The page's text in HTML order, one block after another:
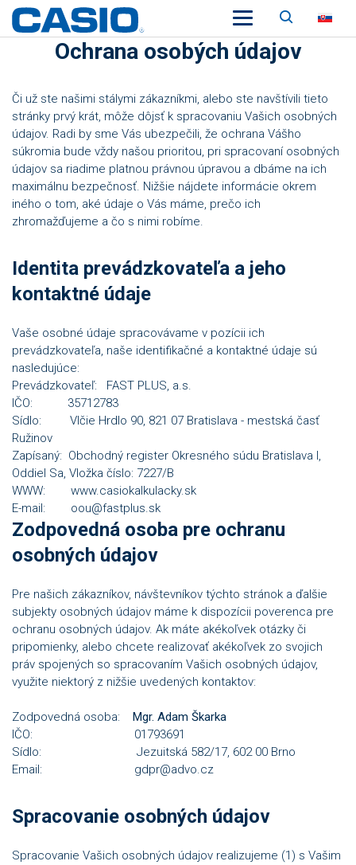
Ochrana osobých údajov
Či už ste našimi stálymi zákazníkmi, alebo ste navštívili tieto
stránky prvý krát, môže dôjsť k spracovaniu Vašich osobných
údajov. Radi by sme Vás ubezpečili, že ochrana Vášho
súkromia bude vždy našou prioritou, pri spracovaní osobných
údajov sa riadime platnou právnou úpravou a dbáme na ich
maximálnu bezpečnosť. Nižšie nájdete informácie okrem
iného o tom, aké údaje o Vás máme, prečo ich
zhromažďujeme a čo s nimi robíme.
Identita prevádzkovateľa a jeho
kontaktné údaje
Vaše osobné údaje spracovávame v pozícii ich
prevádzkovateľa, naše identifikačné a kontaktné údaje sú
nasledujúce:
Prevádzkovateľ: FAST PLUS, a.s.
IČO: 35712783
Sídlo: Vlčie Hrdlo 90, 821 07 Bratislava - mestská časť
Ružinov
Zapísaný: Obchodný register Okresného súdu Bratislava I,
Oddiel Sa, Vložka číslo: 7227/B
WWW: www.casiokalkulacky.sk
E-mail: oou@fastplus.sk
Zodpovedná osoba pre ochranu
osobných údajov
Pre našich zákazníkov, návštevníkov týchto stránok a ďalšie
subjekty osobných údajov máme k dispozícii poverenca pre
ochranu osobných údajov. Ak máte akékoľvek otázky či
pripomienky, alebo chcete realizovať akékoľvek zo svojich
práv spojených so spracovaním Vašich osobných údajov,
využite niektorý z nižšie uvedených kontaktov:
Zodpovedná osoba: Mgr. Adam Škarka
IČO: 01793691
Sídlo: Jezuitská 582/17, 602 00 Brno
Email: gdpr@advo.cz
Spracovanie osobných údajov
Spracovanie Vašich osobných údajov realizujeme (1) s Vašim